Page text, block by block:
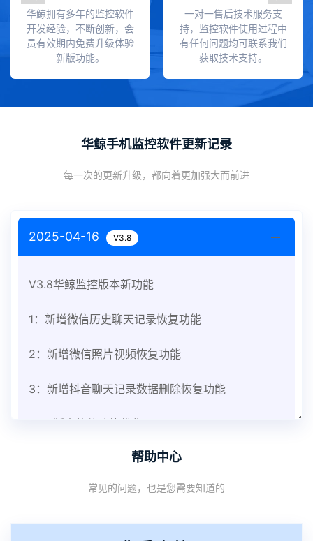
华鲸拥有多年的监控软件
开发经验，不断创新，会
员有效期内免费升级体验
新版功能。
一对一售后技术服务支
持，监控软件使用过程中
有任何问题均可联系我们
获取技术支持。
华鲸手机监控软件更新记录
每一次的更新升级，都向着更加强大而前进
2025-04-16 V3.8
V3.8华鲸监控版本新功能
1：新增微信历史聊天记录恢复功能
2：新增微信照片视频恢复功能
3：新增抖音聊天记录数据删除恢复功能
1：优化监控终端从当前监控界面切换其他被控端手
机设备响应慢问题
帮助中心
常见的问题，也是您需要知道的